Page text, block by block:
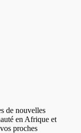
de nouvelles
en Afrique et
proches